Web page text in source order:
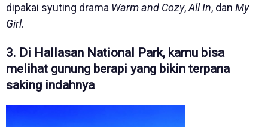
dipakai syuting drama Warm and Cozy,All In, dan My
Girl.
3. Di Hallasan National Park, kamu bisa
melihat gunung berapi yang bikin terpana
saking indahnya